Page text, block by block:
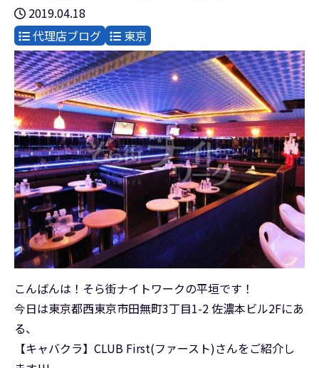
2019.04.18
代理店ブログ
東京
こんばんは！そら街ナイトワークの平垣です！
今日は東京都西東京市田無町3丁目1-2 佐濃本ビル2Fにあ
る、
【キャバクラ】CLUB First(ファースト)さんをご紹介し